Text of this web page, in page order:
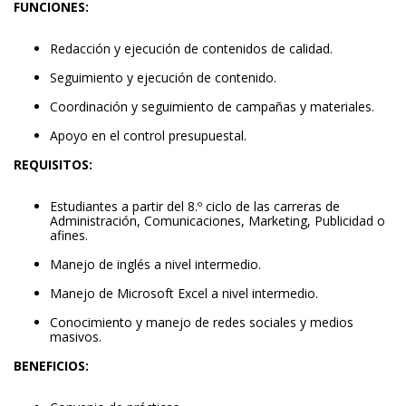
FUNCIONES:
Redacción y ejecución de contenidos de calidad.
Seguimiento y ejecución de contenido.
Coordinación y seguimiento de campañas y materiales.
Apoyo en el control presupuestal.
REQUISITOS:
Estudiantes a partir del 8.º ciclo de las carreras de
Administración, Comunicaciones, Marketing, Publicidad o
afines.
Manejo de inglés a nivel intermedio.
Manejo de Microsoft Excel a nivel intermedio.
Conocimiento y manejo de redes sociales y medios
masivos.
BENEFICIOS: